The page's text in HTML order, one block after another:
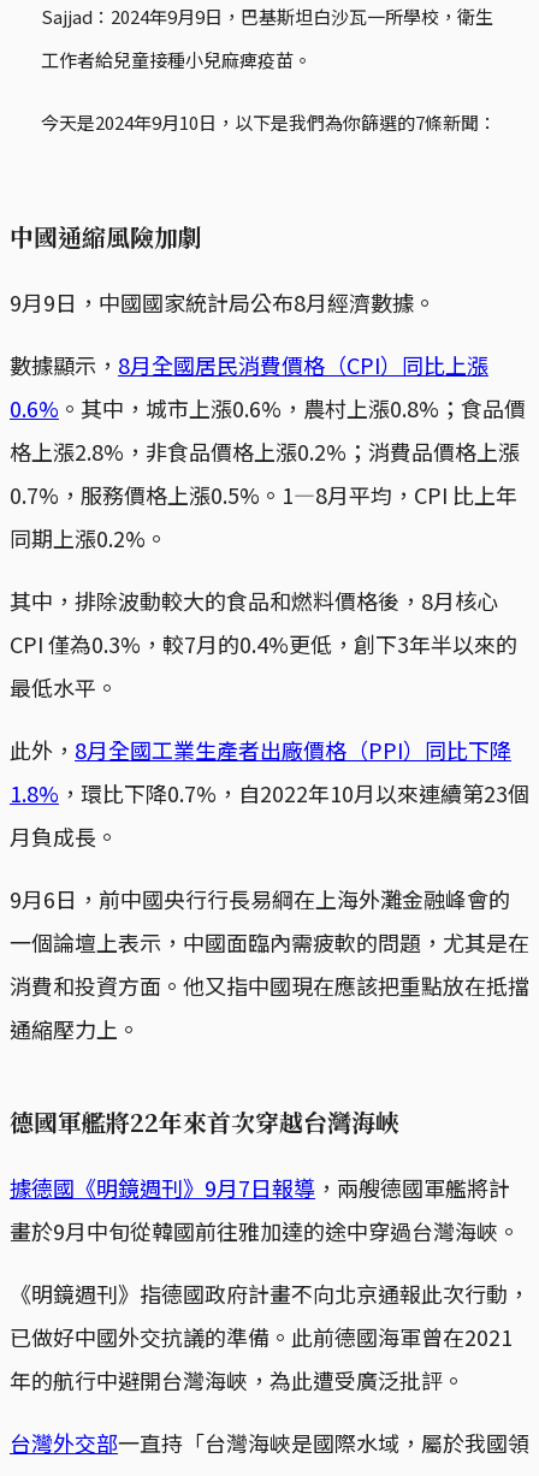
Sajjad：2024年9月9日，巴基斯坦白沙瓦一所學校，衛生
工作者給兒童接種小兒麻痺疫苗。
今天是2024年9月10日，以下是我們為你篩選的7條新聞：
中國通縮風險加劇
9月9日，中國國家統計局公布8月經濟數據。
數據顯示， 8月全國居民消費價格（CPI）同比上漲
0.6% 。其中，城市上漲0.6%，農村上漲0.8%；食品價
格上漲2.8%，非食品價格上漲0.2%；消費品價格上漲
0.7%，服務價格上漲0.5%。1­­—8月平均，CPI 比上年
同期上漲0.2%。
其中，排除波動較大的食品和燃料價格後，8月核心
CPI 僅為0.3%，較7月的0.4%更低，創下3年半以來的
最低水平。
此外， 8月全國工業生產者出廠價格（PPI）同比下降
1.8% ，環比下降0.7%，自2022年10月以來連續第23個
月負成長。
9月6日，前中國央行行長易綱在上海外灘金融峰會的
一個論壇上表示，中國面臨內需疲軟的問題，尤其是在
消費和投資方面。他又指中國現在應該把重點放在抵擋
通縮壓力上。
德國軍艦將22年來首次穿越台灣海峽
據德國《明鏡週刊》9月7日報導 ，兩艘德國軍艦將計
畫於9月中旬從韓國前往雅加達的途中穿過台灣海峽。
《明鏡週刊》指德國政府計畫不向北京通報此次行動，
已做好中國外交抗議的準備。此前德國海軍曾在2021
年的航行中避開台灣海峽，為此遭受廣泛批評。
台灣外交部一直持「台灣海峽是國際水域，屬於我國領